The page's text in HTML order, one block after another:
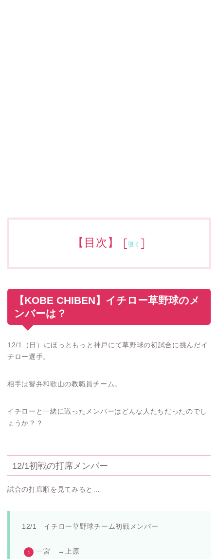
【目次】 [覗く ]
【KOBE CHIBEN】イチロー草野球のメ
ンバーは？
12/1（日）にほっともっと神戸にて草野球の初試合に挑んだイ
チロー選手。
相手は智弁和歌山の教職員チーム。
イチローと一緒に戦ったメンバーはどんな人たちだったのでし
ょうか？？
12/1初戦の打席メンバー
試合の打席順を見てみると…
12/1 イチロー草野球チーム初戦メンバー
一宮 →上原